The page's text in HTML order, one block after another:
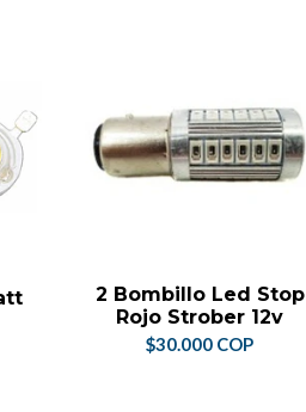
2 Bombillo Led Stop
Rojo Strober 12v
$30.000 COP